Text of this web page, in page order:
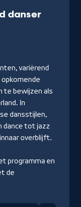
danser
variërend
te bewijzen als
In
dansstijlen,
dance tot jazz
overblijft.
programma en
de